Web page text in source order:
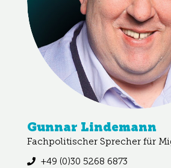
Gunnar Lindemann
Fachpolitischer Sprecher für
+49 (0)30 5268 6873